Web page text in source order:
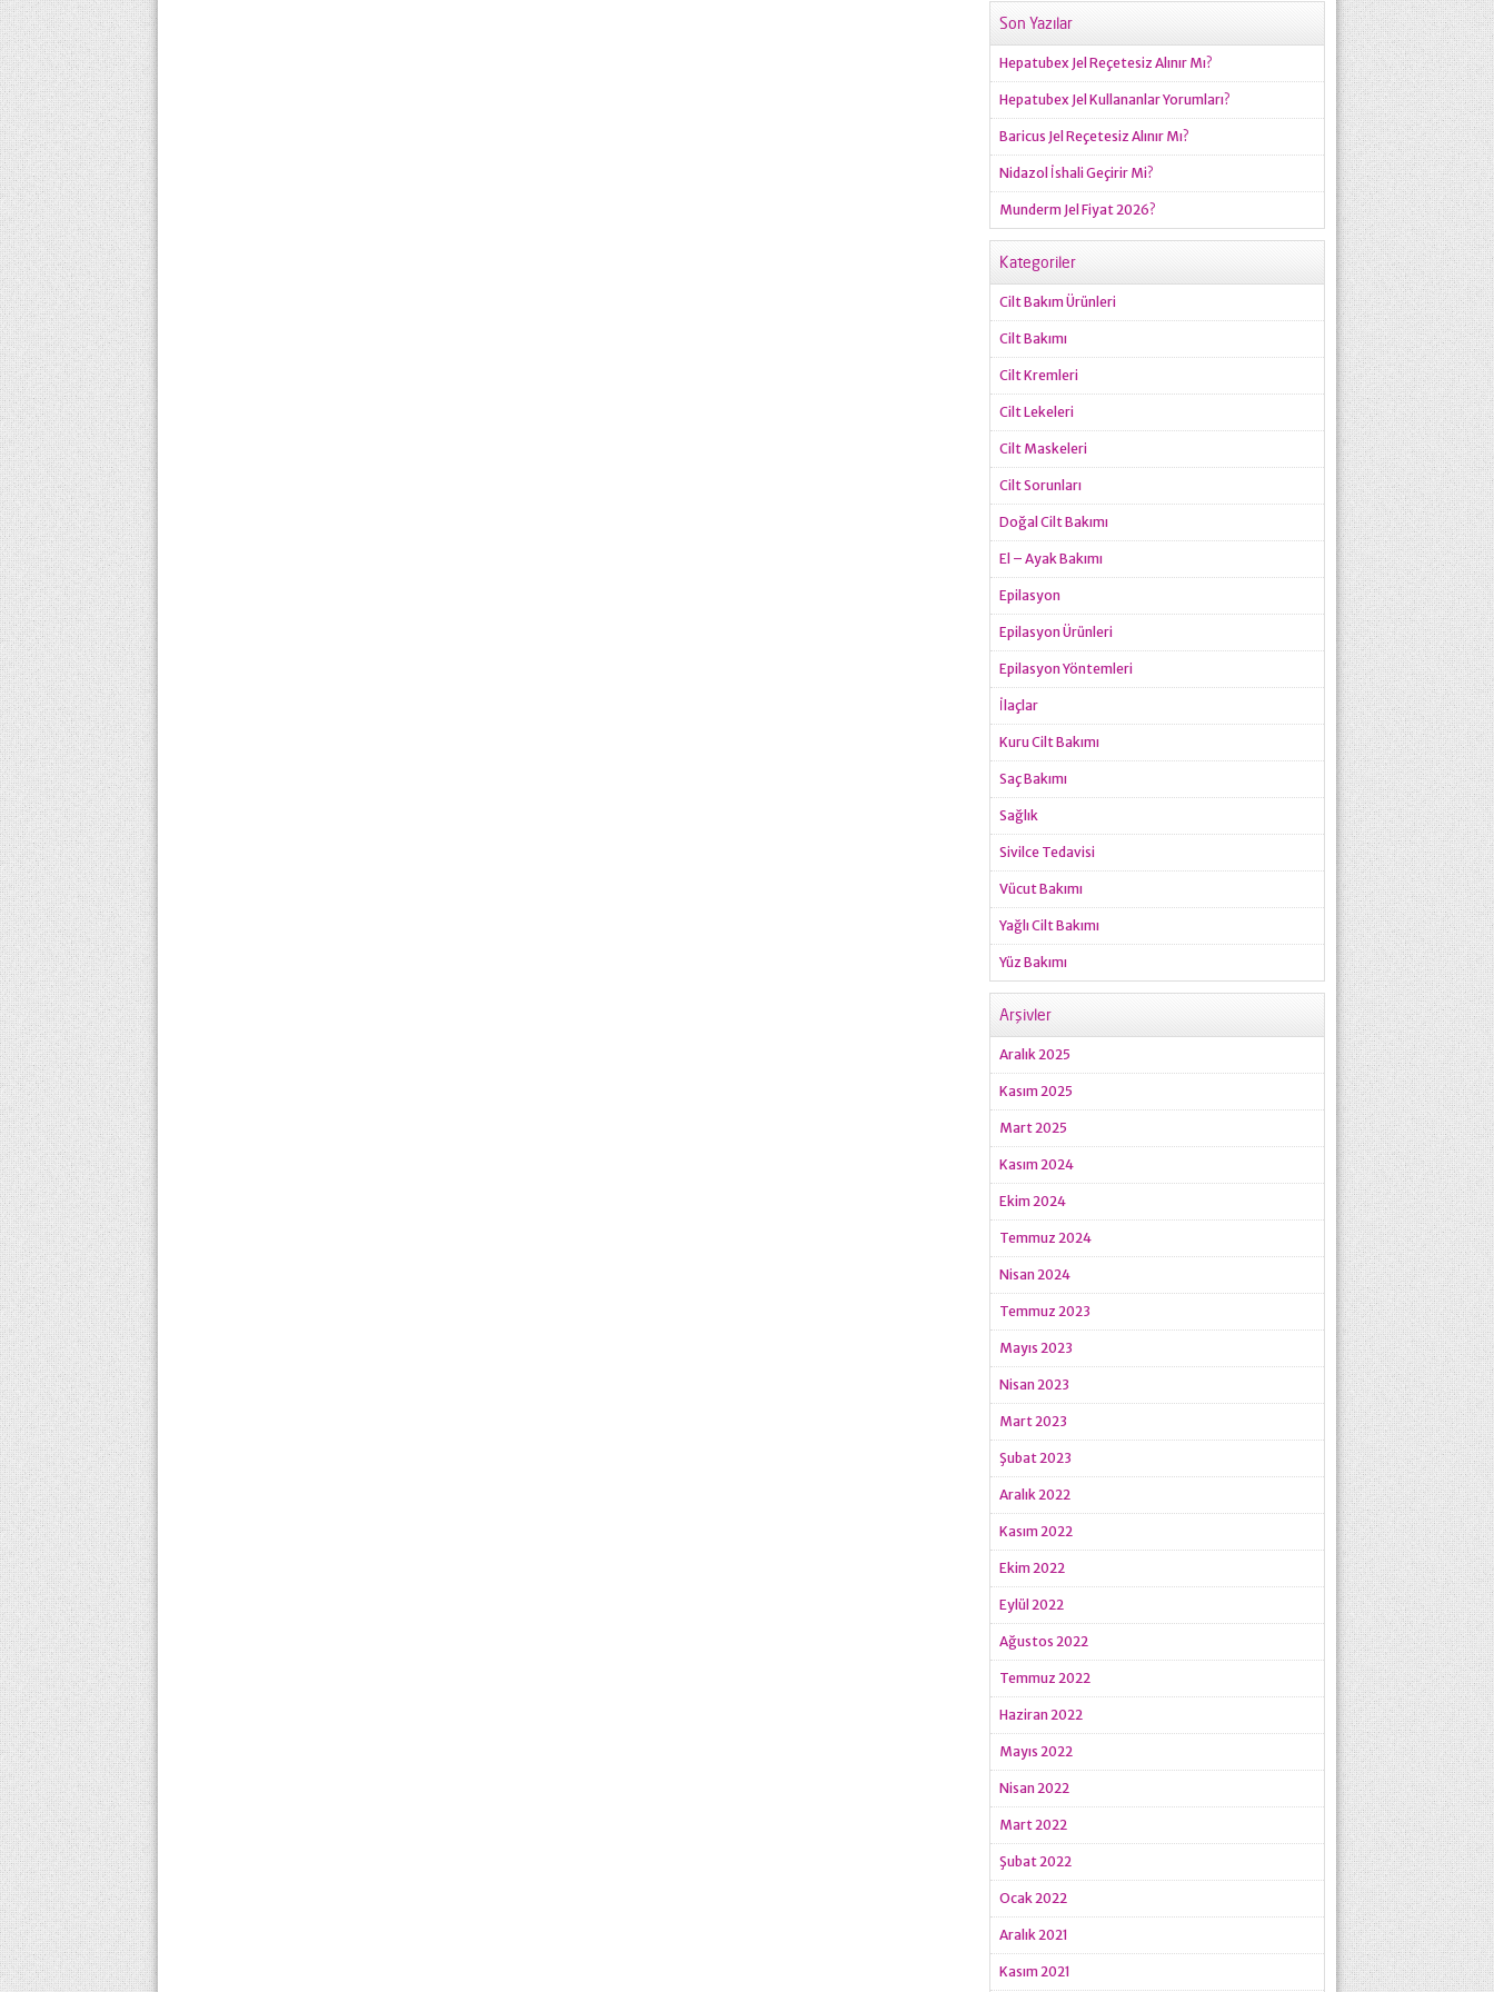
Son Yazılar
Hepatubex Jel Reçetesiz Alınır Mı?
Hepatubex Jel Kullananlar Yorumları?
Baricus Jel Reçetesiz Alınır Mı?
Nidazol İshali Geçirir Mi?
Munderm Jel Fiyat 2026?
Kategoriler
Cilt Bakım Ürünleri
Cilt Bakımı
Cilt Kremleri
Cilt Lekeleri
Cilt Maskeleri
Cilt Sorunları
Doğal Cilt Bakımı
El – Ayak Bakımı
Epilasyon
Epilasyon Ürünleri
Epilasyon Yöntemleri
İlaçlar
Kuru Cilt Bakımı
Saç Bakımı
Sağlık
Sivilce Tedavisi
Vücut Bakımı
Yağlı Cilt Bakımı
Yüz Bakımı
Arşivler
Aralık 2025
Kasım 2025
Mart 2025
Kasım 2024
Ekim 2024
Temmuz 2024
Nisan 2024
Temmuz 2023
Mayıs 2023
Nisan 2023
Mart 2023
Şubat 2023
Aralık 2022
Kasım 2022
Ekim 2022
Eylül 2022
Ağustos 2022
Temmuz 2022
Haziran 2022
Mayıs 2022
Nisan 2022
Mart 2022
Şubat 2022
Ocak 2022
Aralık 2021
Kasım 2021